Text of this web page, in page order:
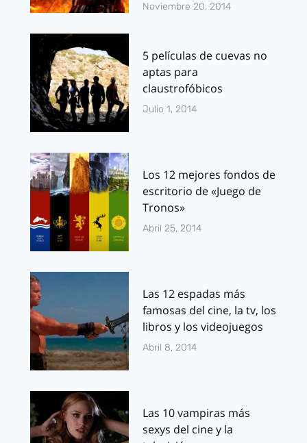
Noviembre 20, 2014
5 películas de cuevas no
aptas para
claustrofóbicos
Julio 1, 2014
Los 12 mejores fondos de
escritorio de «Juego de
Tronos»
Abril 25, 2014
Las 12 espadas más
famosas del cine, la tv, los
libros y los videojuegos
Abril 8, 2014
Las 10 vampiras más
sexys del cine y la